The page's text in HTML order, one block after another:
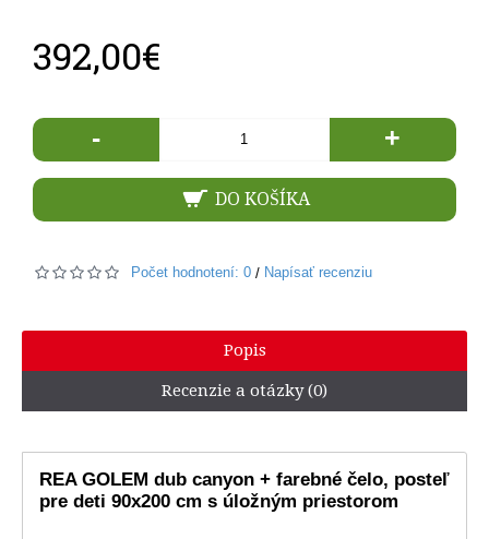
392,00€
- +
DO KOŠÍKA
Počet hodnotení: 0 / Napísať recenziu
Popis
Recenzie a otázky (0)
REA GOLEM dub canyon + farebné čelo, posteľ
pre deti 90x200 cm s úložným priestorom